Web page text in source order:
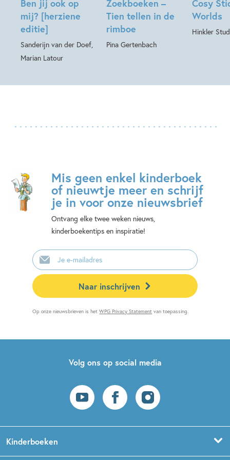
Ben jij ook op
mij? [herziene
editie]
Sanderijn van der Doef,
Marian Latour
Zoekboeken –
Tien tellen in de
rimboe
Pina Gertenbach
Cosy
Worlds
Hinkler
Mis geen enkel kinderboek
of nieuwtje meer en schrijf
je in voor onze nieuwsbrief
Ontvang elke twee weken nieuws,
kinderboekentips en inspiratie!
E-
mailadres
Naar inschrijven
Op onze nieuwsbrieven is hetWPG Privacy Statement van toepassing.
Volg ons op social media
Kinderboeken